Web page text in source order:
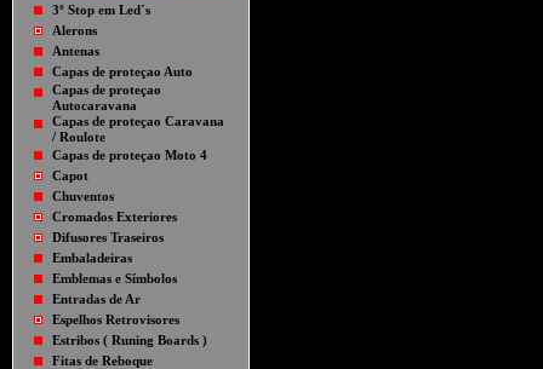
3º Stop em Led´s
Alerons
Antenas
Capas de proteçao Auto
Capas de proteçao
Autocaravana
Capas de proteçao Caravana
/ Roulote
Capas de proteçao Moto 4
Capot
Chuventos
Cromados Exteriores
Difusores Traseiros
Embaladeiras
Emblemas e Símbolos
Entradas de Ar
Espelhos Retrovisores
Estribos ( Runing Boards )
Fitas de Reboque